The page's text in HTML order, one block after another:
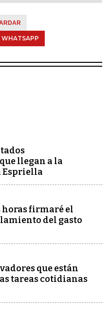
WHATSAPP
llegan a la
Espriella
horas firmaré el
del gasto
que están
tareas cotidianas